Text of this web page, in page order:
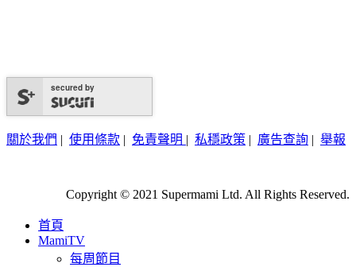
secured by
關於我們 | 使用條款 | 免責聲明 | 私穩政策 | 廣告查詢 | 舉報
Copyright © 2021 Supermami Ltd. All Rights Reserved.
首頁
MamiTV
每周節目